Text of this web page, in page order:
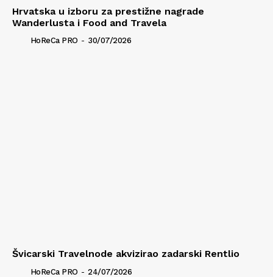
Hrvatska u izboru za prestižne nagrade
Wanderlusta i Food and Travela
HoReCa PRO - 30/07/2026
Švicarski Travelnode akvizirao zadarski Rentlio
HoReCa PRO - 24/07/2026